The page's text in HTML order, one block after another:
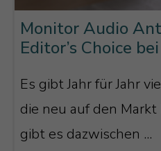
Monitor Audio
Editor’s Choice
Es gibt Jahr für Jahr
die neu auf den
gibt es dazwischen ...